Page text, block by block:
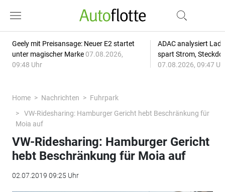
Geely mit Preisansage: Neuer E2 startet
unter magischer Marke 07.08.2026,
09:48 Uhr
ADAC analysiert
spart Strom,
07.08.2026, 09:47
Home Nachrichten
Fuhrpark
VW-Ridesharing: Hamburger Gericht hebt Beschränkung für
Moia auf
VW-Ridesharing: Hamburger Gericht
hebt Beschränkung für Moia auf
02.07.2019 09:25 Uhr